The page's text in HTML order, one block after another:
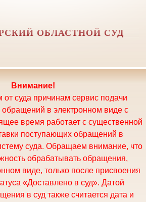
ОБЛАСТНОЙ СУД
Внимание!
суда причинам сервис подачи
обращений в электронном виде с
время работает с существенной
поступающих обращений в
суда. Обращаем внимание, что
обрабатывать обращения,
виде, только после присвоения
«Доставлено в суд». Датой
в суд также считается дата и